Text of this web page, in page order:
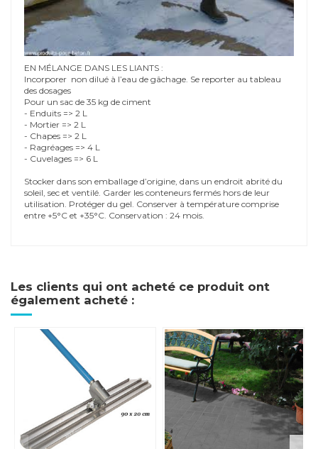
EN MÉLANGE DANS LES LIANTS :
Incorporer non dilué à l’eau de gâchage. Se reporter au tableau
des dosages
Pour un sac de 35 kg de ciment
- Enduits => 2 L
- Mortier => 2 L
- Chapes => 2 L
- Ragréages => 4 L
- Cuvelages => 6 L
Stocker dans son emballage d’origine, dans un endroit abrité du
soleil, sec et ventilé. Garder les conteneurs fermés hors de leur
utilisation. Protéger du gel. Conserver à température comprise
entre +5°C et +35°C. Conservation : 24 mois.
Les clients qui ont acheté ce produit ont
également acheté :